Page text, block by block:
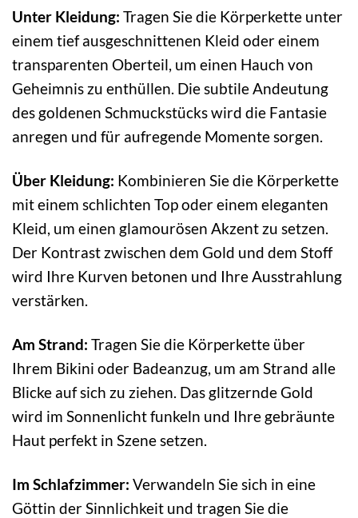
Unter Kleidung: Tragen Sie die Körperkette unter
einem tief ausgeschnittenen Kleid oder einem
transparenten Oberteil, um einen Hauch von
Geheimnis zu enthüllen. Die subtile Andeutung
des goldenen Schmuckstücks wird die Fantasie
anregen und für aufregende Momente sorgen.
Über Kleidung: Kombinieren Sie die Körperkette
mit einem schlichten Top oder einem eleganten
Kleid, um einen glamourösen Akzent zu setzen.
Der Kontrast zwischen dem Gold und dem Stoff
wird Ihre Kurven betonen und Ihre Ausstrahlung
verstärken.
Am Strand: Tragen Sie die Körperkette über
Ihrem Bikini oder Badeanzug, um am Strand alle
Blicke auf sich zu ziehen. Das glitzernde Gold
wird im Sonnenlicht funkeln und Ihre gebräunte
Haut perfekt in Szene setzen.
Im Schlafzimmer: Verwandeln Sie sich in eine
Göttin der Sinnlichkeit und tragen Sie die